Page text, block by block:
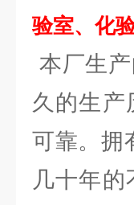
验室、化
本厂生
久的生产
可靠。拥
几十年